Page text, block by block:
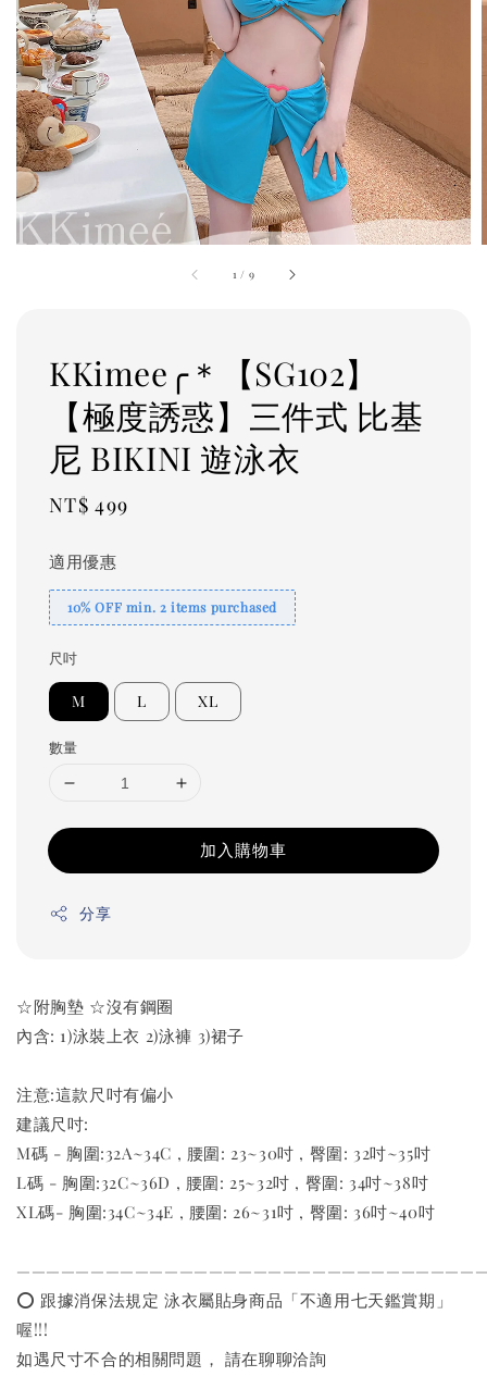
1 / 9
KKimee╭＊【SG102】
【極度誘惑】三件式 比基
尼 BIKINI 遊泳衣
Regular
NT$ 499
適用優惠
10% OFF min. 2 items purchased
尺吋
M L XL
數量
加入購物車
分享
☆附胸墊 ☆沒有鋼圈
內含: 1)泳裝上衣 2)泳褲 3)裙子
注意:這款尺吋有偏小
建議尺吋:
M碼 - 胸圍:32A~34C , 腰圍: 23~30吋 , 臀圍: 32吋~35吋
L碼 - 胸圍:32C~36D , 腰圍: 25~32吋 , 臀圍: 34吋~38吋
XL碼- 胸圍:34C~34E , 腰圍: 26~31吋 , 臀圍: 36吋~40吋
⭕️ 跟據消保法規定 泳衣屬貼身商品「不適用七天鑑賞期」
喔!!!
如遇尺寸不合的相關問題， 請在聊聊洽詢